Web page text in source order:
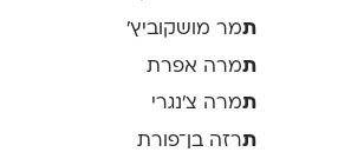
תמר מושקוביץ'
תמרה אפרת
תמרה צ׳נגרי
תרזה בן־פורת